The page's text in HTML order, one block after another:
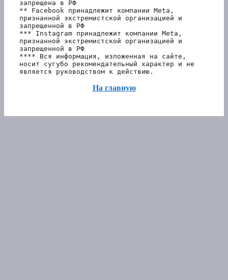
запрещена в РФ
** Facebook принадлежит компании Meta,
признанной экстремистской организацией и
запрещенной в РФ
*** Instagram принадлежит компании Meta,
признанной экстремистской организацией и
запрещенной в РФ
**** Вся информация, изложенная на сайте,
носит сугубо рекомендательный характер и не
является руководством к действию.
На главную